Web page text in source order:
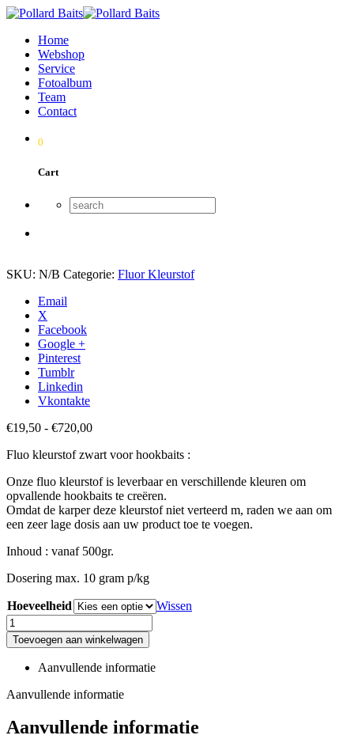
Home
Webshop
Service
Fotoalbum
Team
Contact
0
Cart
SKU: N/B Categorie: Fluor Kleurstof
Email
X
Facebook
Google +
Pinterest
Tumblr
Linkedin
Vkontakte
€19,50 - €720,00Prijsklasse:
tot
Fluo kleurstof zwart voor hookbaits :
Onze fluo kleurstof is leverbaar en verschillende kleuren om
opvallende hookbaits te creëren.
Omdat de karper deze kleurstof niet verteerd m, raden we aan om
een zeer lage dosis aan uw product toe te voegen.
Inhoud : vanaf 500gr.
Dosering max. 10 gram p/kg
Hoeveelheid
Wissen
Black
aantal
Toevoegen aan winkelwagen
Aanvullende informatie
Aanvullende informatie
Aanvullende informatie